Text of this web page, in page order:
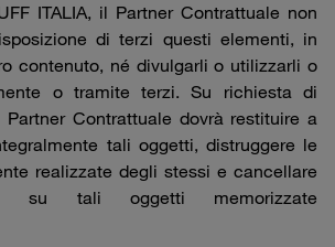
ITALIA, il Partner Contrattuale non
di terzi questi elementi, in
contenuto, né divulgarli o utilizzarli o
o tramite terzi. Su richiesta di
Partner Contrattuale dovrà restituire a
tali oggetti, distruggere le
realizzate degli stessi e cancellare
su tali oggetti memorizzate